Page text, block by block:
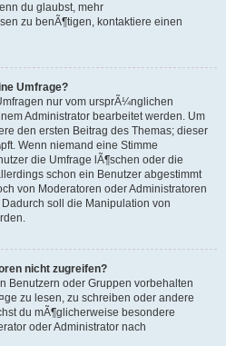
du glaubst, mehr
zu benÃ¶tigen, kontaktiere einen
Umfrage?
nur vom ursprÃ¼nglichen
Administrator bearbeitet werden. Um
den ersten Beitrag des Themas; dieser
Wenn niemand eine Stimme
die Umfrage lÃ¶schen oder die
schon ein Benutzer abgestimmt
von Moderatoren oder Administratoren
soll die Manipulation von
nicht zugreifen?
Benutzern oder Gruppen vorbehalten
zu lesen, zu schreiben oder andere
du mÃ¶glicherweise besondere
oder Administrator nach